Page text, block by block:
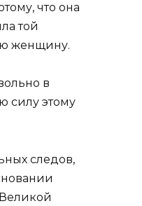
что она
той
женщину.
в
силу этому
следов,